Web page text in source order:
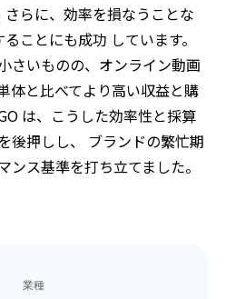
業種
らに、効率を損なうことな
ことにも成功 しています。
さいものの、オンライン動画
体と比べてより高い収益と購
は、こうした効率性と採算
後押しし、 ブランドの繁忙期
ンス基準を打ち立てました。